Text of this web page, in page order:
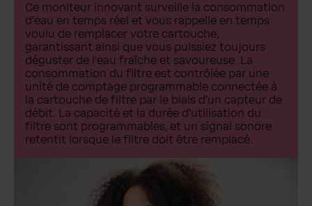
Ce moniteur innovant surveille la consommation
d'eau en temps réel et vous rappelle en temps
voulu de remplacer votre cartouche,
garantissant ainsi que vous puissiez toujours
déguster de l'eau fraîche et savoureuse. La
consommation du filtre est contrôlée par une
unité de comptage programmable connectée à
la cartouche de filtre par le biais d'un capteur de
débit. La capacité et la durée d'utilisation du
filtre sont programmables, et un signal sonore
retentit lorsque le filtre doit être remplacé.